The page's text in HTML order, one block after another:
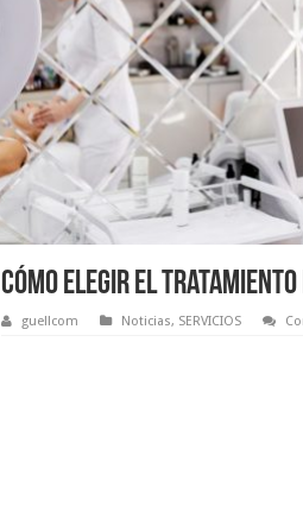
Cómo elegir el
guellcom Noticias, SERVICIOS